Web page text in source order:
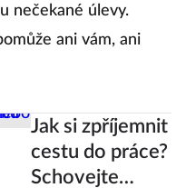
nečekané úlevy.
ani vám, ani
Jak si zpříjemnit
cestu do práce?
Schovejte